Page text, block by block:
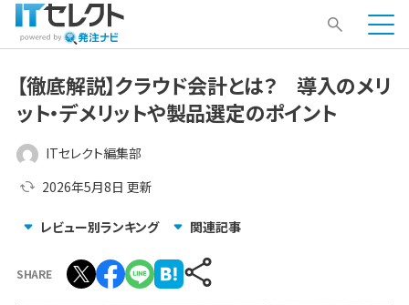
【徹底解説】クラウド会計とは？ 導入のメリ
ット・デメリットや製品選定のポイント
ITセレクト編集部
2026年5月8日 更新
レビュー別ランキング 関連記事
SHARE